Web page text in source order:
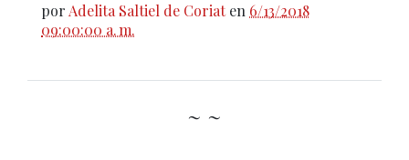
por Adelita Saltiel de Coriat en 6/13/2018
09:00:00 a. m.
~ ~